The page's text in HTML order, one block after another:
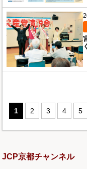
1 2 3 4 5
JCP京都チャンネル